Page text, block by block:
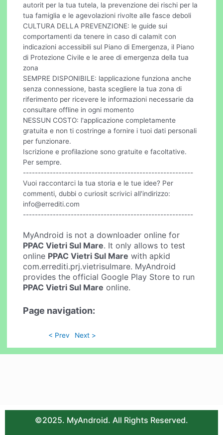
autorit per la tua tutela, la prevenzione dei rischi per la
tua famiglia e le agevolazioni rivolte alle fasce deboli
CULTURA DELLA PREVENZIONE: le guide sui
comportamenti da tenere in caso di calamit con
indicazioni accessibili sul Piano di Emergenza, il Piano
di Protezione Civile e le aree di emergenza della tua
zona
SEMPRE DISPONIBILE: lapplicazione funziona anche
senza connessione, basta scegliere la tua zona di
riferimento per ricevere le informazioni necessarie da
consultare offline in ogni momento
NESSUN COSTO: l'applicazione completamente
gratuita e non ti costringe a fornire i tuoi dati personali
per funzionare.
Iscrizione e profilazione sono gratuite e facoltative.
Per sempre.
---------------------------------------------------------
Vuoi raccontarci la tua storia e le tue idee? Per
commenti, dubbi o curiosit scrivici all'indirizzo:
info@errediti.com
---------------------------------------------------------
MyAndroid is not a downloader online for
PPAC Vietri Sul Mare. It only allows to test
online PPAC Vietri Sul Mare with apkid
com.errediti.prj.vietrisulmare. MyAndroid
provides the official Google Play Store to run
PPAC Vietri Sul Mare online.
Page navigation:
< Prev Next >
©2025. MyAndroid. All Rights Reserved.